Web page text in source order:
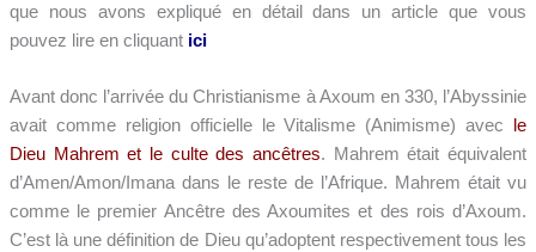
que nous avons expliqué en détail dans un article que vous
pouvez lire en cliquantici
Avant donc l’arrivée du Christianisme à Axoum en 330, l’Abyssinie
avait comme religion officielle le Vitalisme (Animisme) avec
le
Dieu Mahrem et le culte des ancêtres. Mahrem était équivalent
d’Amen/Amon/Imana dans le reste de l’Afrique. Mahrem était vu
comme le premier Ancêtre des Axoumites et des rois d’Axoum.
C’est là une définition de Dieu qu’adoptent respectivement tous les